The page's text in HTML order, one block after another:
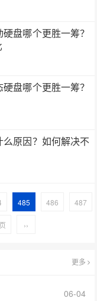
盘哪个更胜一筹？
盘哪个更胜一筹？
原因？如何解决不
485 486 487
››
更多
06-04